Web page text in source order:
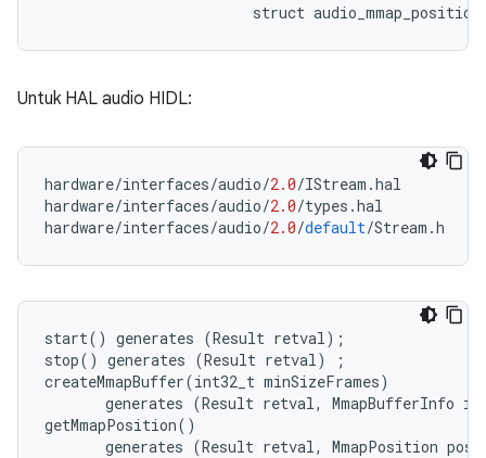
struct audio_mmap_position
Untuk HAL audio HIDL:
hardware/interfaces/audio/2.0/IStream .hal
hardware/interfaces/audio/2.0/types .hal
hardware/interfaces/audio/2.0/default/Stream .h
start() generates (Result retval);
stop() generates (Result retval) ;
createMmapBuffer(int32_t minSizeFrames)
generates (Result retval, MmapBufferInfo
getMmapPosition()
generates (Result retval, MmapPosition